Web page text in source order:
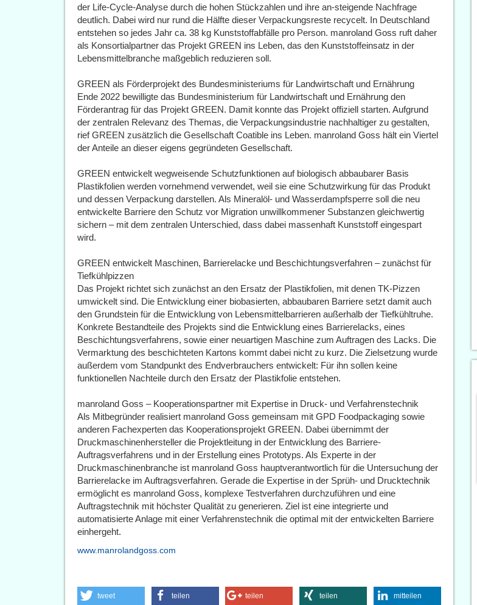
der Life-Cycle-Analyse durch die hohen Stückzahlen und ihre an-steigende Nachfrage
deutlich. Dabei wird nur rund die Hälfte dieser Verpackungsreste recycelt. In Deutschland
entstehen so jedes Jahr ca. 38 kg Kunststoffabfälle pro Person. manroland Goss ruft daher
als Konsortialpartner das Projekt GREEN ins Leben, das den Kunststoffeinsatz in der
Lebensmittelbranche maßgeblich reduzieren soll.
GREEN als Förderprojekt des Bundesministeriums für Landwirtschaft und Ernährung
Ende 2022 bewilligte das Bundesministerium für Landwirtschaft und Ernährung den
Förderantrag für das Projekt GREEN. Damit konnte das Projekt offiziell starten. Aufgrund
der zentralen Relevanz des Themas, die Verpackungsindustrie nachhaltiger zu gestalten,
rief GREEN zusätzlich die Gesellschaft Coatible ins Leben. manroland Goss hält ein Viertel
der Anteile an dieser eigens gegründeten Gesellschaft.
GREEN entwickelt wegweisende Schutzfunktionen auf biologisch abbaubarer Basis
Plastikfolien werden vornehmend verwendet, weil sie eine Schutzwirkung für das Produkt
und dessen Verpackung darstellen. Als Mineralöl- und Wasserdampfsperre soll die neu
entwickelte Barriere den Schutz vor Migration unwillkommener Substanzen gleichwertig
sichern – mit dem zentralen Unterschied, dass dabei massenhaft Kunststoff eingespart
wird.
GREEN entwickelt Maschinen, Barrierelacke und Beschichtungsverfahren – zunächst für
Tiefkühlpizzen
Das Projekt richtet sich zunächst an den Ersatz der Plastikfolien, mit denen TK-Pizzen
umwickelt sind. Die Entwicklung einer biobasierten, abbaubaren Barriere setzt damit auch
den Grundstein für die Entwicklung von Lebensmittelbarrieren außerhalb der Tiefkühltruhe.
Konkrete Bestandteile des Projekts sind die Entwicklung eines Barrierelacks, eines
Beschichtungsverfahrens, sowie einer neuartigen Maschine zum Auftragen des Lacks. Die
Vermarktung des beschichteten Kartons kommt dabei nicht zu kurz. Die Zielsetzung wurde
außerdem vom Standpunkt des Endverbrauchers entwickelt: Für ihn sollen keine
funktionellen Nachteile durch den Ersatz der Plastikfolie entstehen.
manroland Goss – Kooperationspartner mit Expertise in Druck- und Verfahrenstechnik
Als Mitbegründer realisiert manroland Goss gemeinsam mit GPD Foodpackaging sowie
anderen Fachexperten das Kooperationsprojekt GREEN. Dabei übernimmt der
Druckmaschinenhersteller die Projektleitung in der Entwicklung des Barriere-
Auftragsverfahrens und in der Erstellung eines Prototyps. Als Experte in der
Druckmaschinenbranche ist manroland Goss hauptverantwortlich für die Untersuchung der
Barrierelacke im Auftragsverfahren. Gerade die Expertise in der Sprüh- und Drucktechnik
ermöglicht es manroland Goss, komplexe Testverfahren durchzuführen und eine
Auftragstechnik mit höchster Qualität zu generieren. Ziel ist eine integrierte und
automatisierte Anlage mit einer Verfahrenstechnik die optimal mit der entwickelten Barriere
einhergeht.
www.manrolandgoss.com
tweet teilen teilen teilen mitteilen